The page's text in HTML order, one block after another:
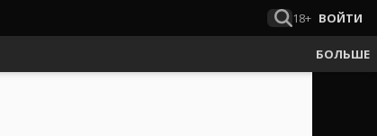
18+ ВОЙТИ
БОЛЬШЕ